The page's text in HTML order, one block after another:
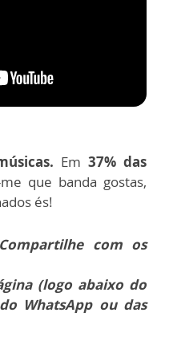
Em 37% das
que banda gostas,
és!
com os
(logo abaixo do
WhatsApp ou das